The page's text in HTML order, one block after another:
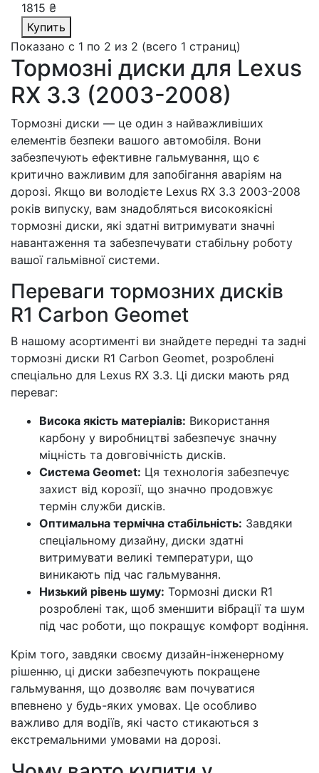
1815 ₴
Купить
Показано с 1 по 2 из 2 (всего 1 страниц)
Тормозні диски для Lexus
RX 3.3 (2003-2008)
Тормозні диски — це один з найважливіших
елементів безпеки вашого автомобіля. Вони
забезпечують ефективне гальмування, що є
критично важливим для запобігання аваріям на
дорозі. Якщо ви володієте Lexus RX 3.3 2003-2008
років випуску, вам знадобляться високоякісні
тормозні диски, які здатні витримувати значні
навантаження та забезпечувати стабільну роботу
вашої гальмівної системи.
Переваги тормозних дисків
R1 Carbon Geomet
В нашому асортименті ви знайдете передні та задні
тормозні диски R1 Carbon Geomet, розроблені
спеціально для Lexus RX 3.3. Ці диски мають ряд
переваг:
Висока якість матеріалів: Використання
карбону у виробництві забезпечує значну
міцність та довговічність дисків.
Система Geomet: Ця технологія забезпечує
захист від корозії, що значно продовжує
термін служби дисків.
Оптимальна термічна стабільність: Завдяки
спеціальному дизайну, диски здатні
витримувати великі температури, що
виникають під час гальмування.
Низький рівень шуму: Тормозні диски R1
розроблені так, щоб зменшити вібрації та шум
під час роботи, що покращує комфорт водіння.
Крім того, завдяки своєму дизайн-інженерному
рішенню, ці диски забезпечують покращене
гальмування, що дозволяє вам почуватися
впевнено у будь-яких умовах. Це особливо
важливо для водіїв, які часто стикаються з
екстремальними умовами на дорозі.